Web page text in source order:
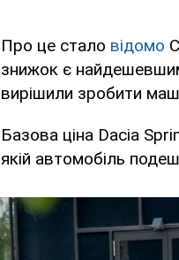
Про це стало відомо
знижок є
вирішили зробити
Базова ціна Dacia
якій автомобіль